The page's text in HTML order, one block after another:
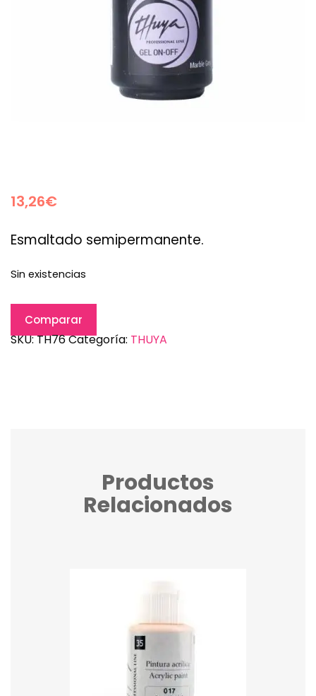
13,26€
Esmaltado semipermanente.
Sin existencias
Comparar
SKU:TH76Categoría: THUYA
Productos
Relacionados